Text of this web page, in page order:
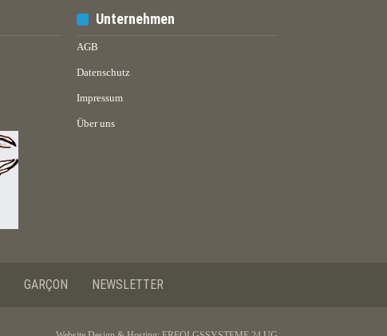
Unternehmen
AGB
Datenschutz
Impressum
Über uns
GARÇON NEWSLETTER